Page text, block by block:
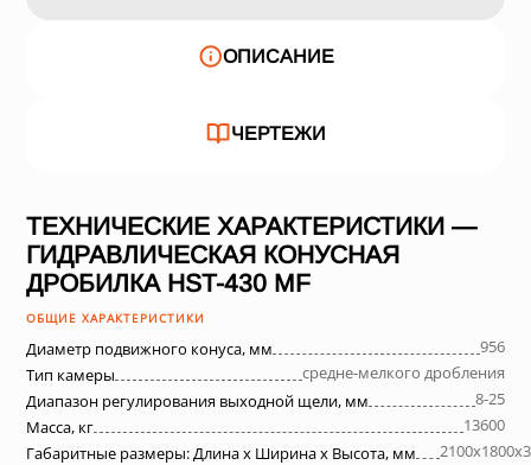
ОПИСАНИЕ
ЧЕРТЕЖИ
ТЕХНИЧЕСКИЕ ХАРАКТЕРИСТИКИ —
ГИДРАВЛИЧЕСКАЯ КОНУСНАЯ
ДРОБИЛКА HST-430 MF
ОБЩИЕ ХАРАКТЕРИСТИКИ
Диаметр подвижного конуса, мм
956
Тип камеры
средне-мелкого дробления
Диапазон регулирования выходной щели, мм
8-25
Масса, кг
13600
Габаритные размеры: Длина х Ширина х Высота, мм